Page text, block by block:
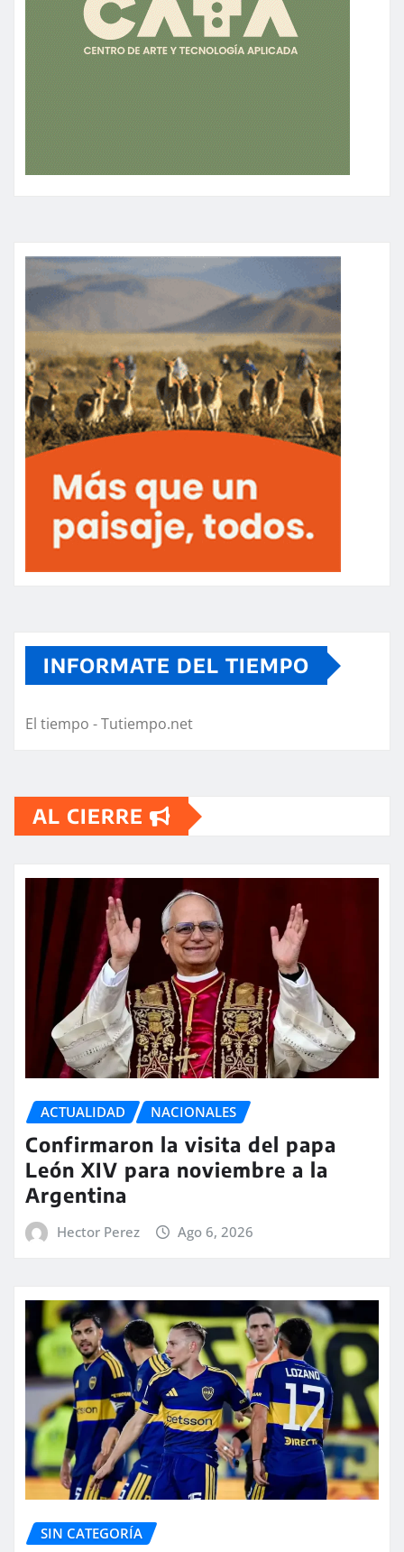
INFORMATE DEL TIEMPO
El tiempo - Tutiempo.net
AL CIERRE
ACTUALIDAD NACIONALES
Confirmaron la visita del papa
León XIV para noviembre a la
Argentina
Hector Perez Ago 6, 2026
SIN CATEGORÍA